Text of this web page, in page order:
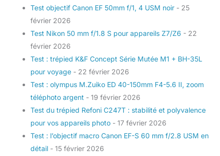
Test objectif Canon EF 50mm f/1, 4 USM noir - 25
février 2026
Test Nikon 50 mm f/1.8 S pour appareils Z7/Z6 - 22
février 2026
Test : trépied K&F Concept Série Mutée M1 + BH-35L
pour voyage - 22 février 2026
Test : olympus M.Zuiko ED 40-150mm F4-5.6 II, zoom
téléphoto argent - 19 février 2026
Test du trépied Refoni C247T : stabilité et polyvalence
pour vos appareils photo - 17 février 2026
Test : l’objectif macro Canon EF-S 60 mm f/2.8 USM en
détail - 15 février 2026